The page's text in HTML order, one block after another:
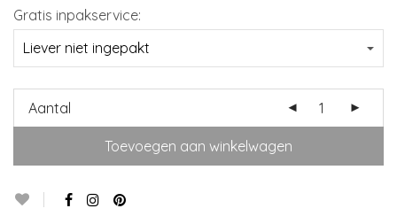
Gratis inpakservice:
Aantal
Toevoegen aan winkelwagen